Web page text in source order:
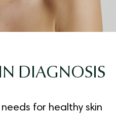
DIAGNOSIS
for healthy skin